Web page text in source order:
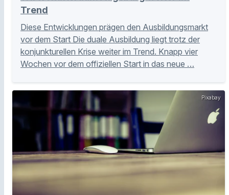
Trend
Diese Entwicklungen prägen den Ausbildungsmarkt
vor dem Start Die duale Ausbildung liegt trotz der
konjunkturellen Krise weiter im Trend. Knapp vier
Wochen vor dem offiziellen Start in das neue …
Pixabay